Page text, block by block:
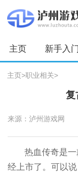
主页 新手入门
主页>职业相关>
复
来源：泸州游戏网
热血传奇是
经上市了。可以